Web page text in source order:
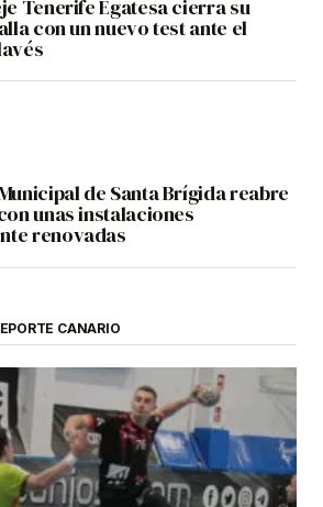
Tenerife Egatesa cierra su
con un nuevo test ante el
de Santa Brígida reabre
unas instalaciones
renovadas
CANARIO